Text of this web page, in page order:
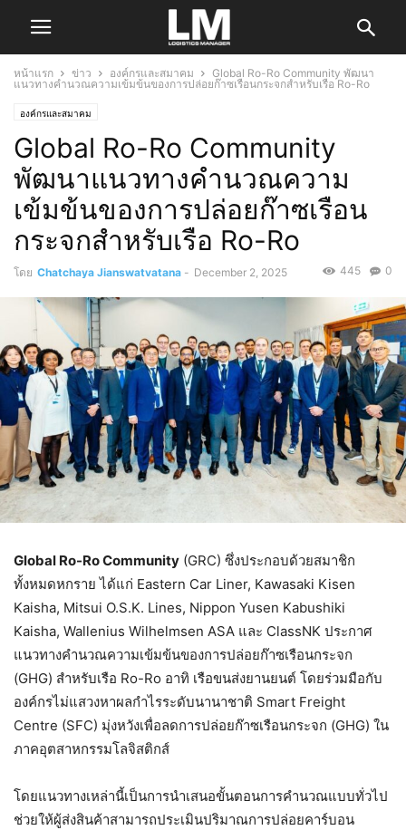
หน้าแรก ข่าว องค์กรและสมาคม
Global Ro-Ro Community พัฒนา
แนวทางคำนวณความเข้มข้นของการปล่อยก๊าซเรือนกระจกสำหรับเรือ Ro-Ro
องค์กรและสมาคม
Global Ro-Ro Community
พัฒนาแนวทางคำนวณความ
เข้มข้นของการปล่อยก๊าซเรือน
กระจกสำหรับเรือ Ro-Ro
โดย Chatchaya Jianswatvatana - December 2, 2025 0
445
Global Ro-Ro Community (GRC) ซึ่งประกอบด้วยสมาชิก
ทั้งหมดหกราย ได้แก่ Eastern Car Liner, Kawasaki Kisen
Kaisha, Mitsui O.S.K. Lines, Nippon Yusen Kabushiki
Kaisha, Wallenius Wilhelmsen ASA และ ClassNK ประกาศ
แนวทางคำนวณความเข้มข้นของการปล่อยก๊าซเรือนกระจก
(GHG) สำหรับเรือ Ro-Ro อาทิ เรือขนส่งยานยนต์ โดยร่วมมือกับ
องค์กรไม่แสวงหาผลกำไรระดับนานาชาติ Smart Freight
Centre (SFC) มุ่งหวังเพื่อลดการปล่อยก๊าซเรือนกระจก (GHG) ใน
ภาคอุตสาหกรรมโลจิสติกส์
โดยแนวทางเหล่านี้เป็นการนำเสนอขั้นตอนการคำนวณแบบทั่วไป
ช่วยให้ผู้ส่งสินค้าสามารถประเมินปริมาณการปล่อยคาร์บอน